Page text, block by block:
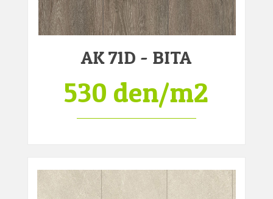
AK 71D - BITA
530 den/m2